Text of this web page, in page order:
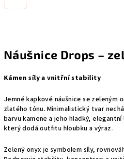
Náušnice Drops –
Kámen síly a vnitřní stability
Jemné kapkové náušnice se zeleným
zlatého tónu. Minimalistický tvar
barvu kamene a jeho hladký,
který dodá outfitu hloubku a výraz.
Zelený onyx je symbolem síly,